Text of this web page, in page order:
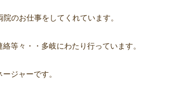
のお仕事をしてくれています。
等々・・多岐にわたり行っています。
ジャーです。